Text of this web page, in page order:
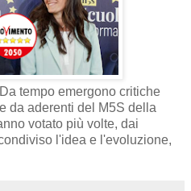
tempo emergono critiche
da aderenti del M5S della
votato più volte, dai
l'idea e l'evoluzione,